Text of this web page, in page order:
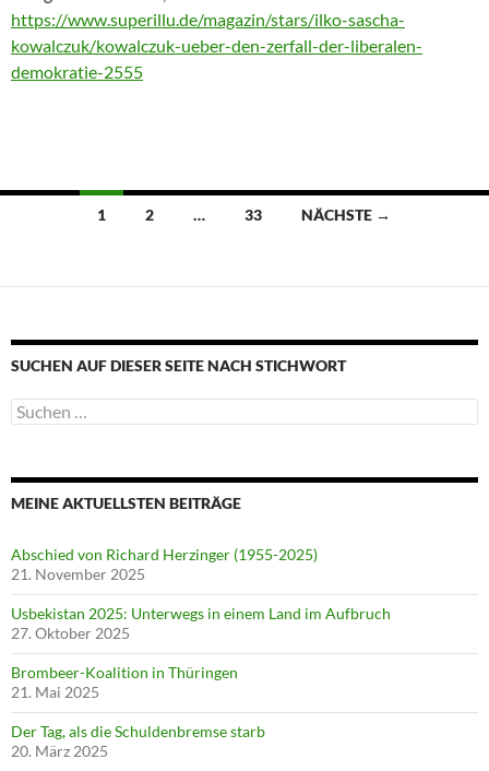
https://www.superillu.de/magazin/stars/ilko-sascha-
kowalczuk/kowalczuk-ueber-den-zerfall-der-liberalen-
demokratie-2555
Beitragsnavigation
1 2 … 33 NÄCHSTE →
SUCHEN AUF DIESER SEITE NACH STICHWORT
Suche
nach:
MEINE AKTUELLSTEN BEITRÄGE
Abschied von Richard Herzinger (1955-2025)
21. November 2025
Usbekistan 2025: Unterwegs in einem Land im Aufbruch
27. Oktober 2025
Brombeer-Koalition in Thüringen
21. Mai 2025
Der Tag, als die Schuldenbremse starb
20. März 2025